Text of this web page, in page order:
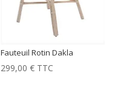
Fauteuil Rotin Dakla
299,00€ TTC